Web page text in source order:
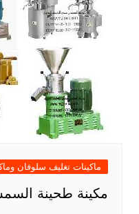
ماكينات تغليف سلوفان
مكينة طحينة